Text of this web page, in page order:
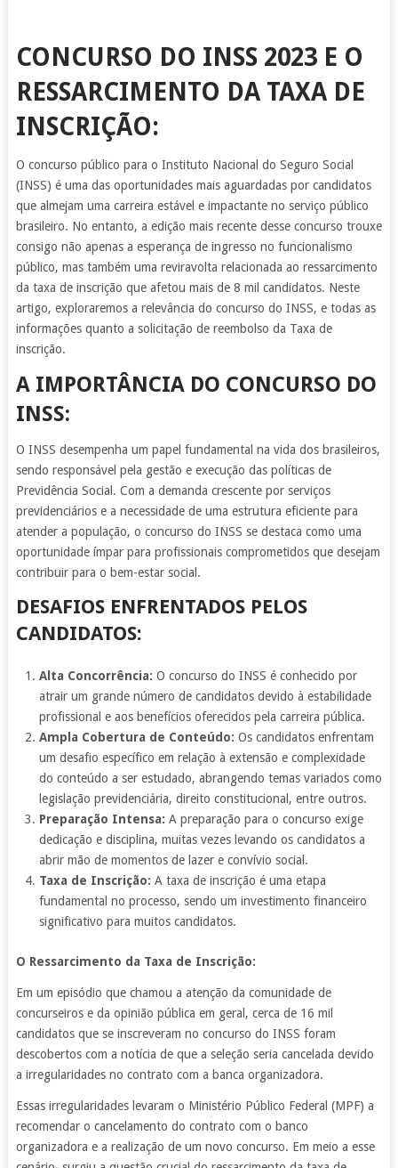
CONCURSO DO INSS 2023 E O
RESSARCIMENTO DA TAXA DE
INSCRIÇÃO:
O concurso público para o Instituto Nacional do Seguro Social
(INSS) é uma das oportunidades mais aguardadas por candidatos
que almejam uma carreira estável e impactante no serviço público
brasileiro. No entanto, a edição mais recente desse concurso trouxe
consigo não apenas a esperança de ingresso no funcionalismo
público, mas também uma reviravolta relacionada ao ressarcimento
da taxa de inscrição que afetou mais de 8 mil candidatos. Neste
artigo, exploraremos a relevância do concurso do INSS, e todas as
informações quanto a solicitação de reembolso da Taxa de
inscrição.
A IMPORTÂNCIA DO CONCURSO DO
INSS:
O INSS desempenha um papel fundamental na vida dos brasileiros,
sendo responsável pela gestão e execução das políticas de
Previdência Social. Com a demanda crescente por serviços
previdenciários e a necessidade de uma estrutura eficiente para
atender a população, o concurso do INSS se destaca como uma
oportunidade ímpar para profissionais comprometidos que desejam
contribuir para o bem-estar social.
DESAFIOS ENFRENTADOS PELOS
CANDIDATOS:
Alta Concorrência: O concurso do INSS é conhecido por
atrair um grande número de candidatos devido à estabilidade
profissional e aos benefícios oferecidos pela carreira pública.
Ampla Cobertura de Conteúdo: Os candidatos enfrentam
um desafio específico em relação à extensão e complexidade
do conteúdo a ser estudado, abrangendo temas variados como
legislação previdenciária, direito constitucional, entre outros.
Preparação Intensa: A preparação para o concurso exige
dedicação e disciplina, muitas vezes levando os candidatos a
abrir mão de momentos de lazer e convívio social.
Taxa de Inscrição: A taxa de inscrição é uma etapa
fundamental no processo, sendo um investimento financeiro
significativo para muitos candidatos.
O Ressarcimento da Taxa de Inscrição:
Em um episódio que chamou a atenção da comunidade de
concurseiros e da opinião pública em geral, cerca de 16 mil
candidatos que se inscreveram no concurso do INSS foram
descobertos com a notícia de que a seleção seria cancelada devido
a irregularidades no contrato com a banca organizadora.
Essas irregularidades levaram o Ministério Público Federal (MPF) a
recomendar o cancelamento do contrato com o banco
organizadora e a realização de um novo concurso. Em meio a esse